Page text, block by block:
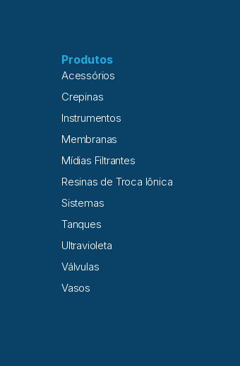
Produtos
Acessórios
Crepinas
Instrumentos
Membranas
Mídias Filtrantes
Resinas de Troca Iônica
Sistemas
Tanques
Ultravioleta
Válvulas
Vasos